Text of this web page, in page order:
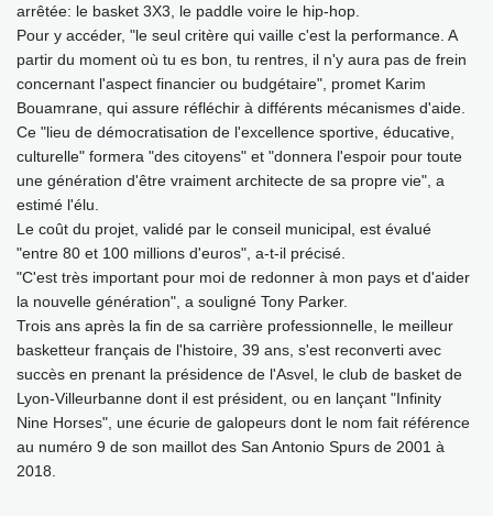
arrêtée: le basket 3X3, le paddle voire le hip-hop.
Pour y accéder, "le seul critère qui vaille c'est la performance. A
partir du moment où tu es bon, tu rentres, il n'y aura pas de frein
concernant l'aspect financier ou budgétaire", promet Karim
Bouamrane, qui assure réfléchir à différents mécanismes d'aide.
Ce "lieu de démocratisation de l'excellence sportive, éducative,
culturelle" formera "des citoyens" et "donnera l'espoir pour toute
une génération d'être vraiment architecte de sa propre vie", a
estimé l'élu.
Le coût du projet, validé par le conseil municipal, est évalué
"entre 80 et 100 millions d'euros", a-t-il précisé.
"C'est très important pour moi de redonner à mon pays et d'aider
la nouvelle génération", a souligné Tony Parker.
Trois ans après la fin de sa carrière professionnelle, le meilleur
basketteur français de l'histoire, 39 ans, s'est reconverti avec
succès en prenant la présidence de l'Asvel, le club de basket de
Lyon-Villeurbanne dont il est président, ou en lançant "Infinity
Nine Horses", une écurie de galopeurs dont le nom fait référence
au numéro 9 de son maillot des San Antonio Spurs de 2001 à
2018.